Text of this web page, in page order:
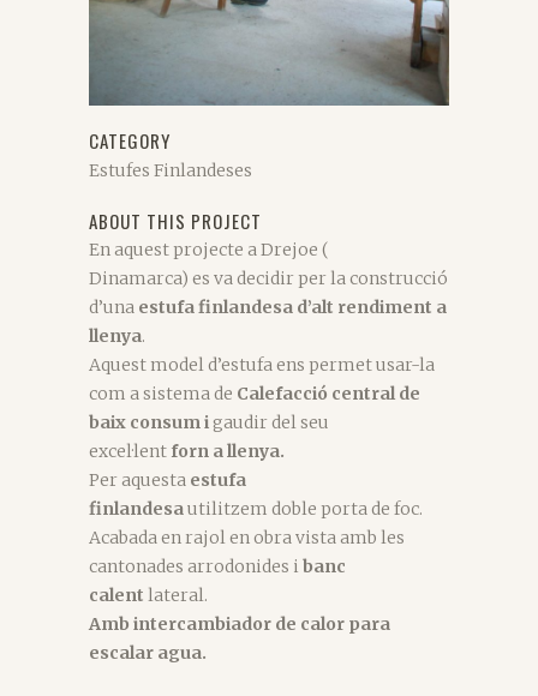
CATEGORY
Estufes Finlandeses
ABOUT THIS PROJECT
En aquest projecte a Drejoe (
Dinamarca) es va decidir per la construcció
d’una estufa finlandesa d’alt rendiment a
llenya.
Aquest model d’estufa ens permet usar-la
com a sistema de Calefacció central de
baix consum igaudir del seu
excel·lent forn a llenya.
Per aquesta estufa
finlandesautilitzem doble porta de foc.
Acabada en rajol en obra vista amb les
cantonades arrodonides i banc
calent lateral.
Amb intercambiador de calor para
escalar agua.